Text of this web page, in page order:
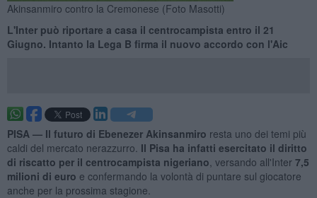
Akinsanmiro contro la Cremonese (Foto Masotti)
L'Inter può riportare a casa il centrocampista entro il 21
Giugno. Intanto la Lega B firma il nuovo accordo con l'Aic
PISA — Il futuro di Ebenezer Akinsanmiro resta uno dei temi più
caldi del mercato nerazzurro. Il Pisa ha infatti esercitato il diritto
di riscatto per il centrocampista nigeriano , versando all'Inter 7,5
milioni di euro e confermando la volontà di puntare sul giocatore
anche per la prossima stagione.